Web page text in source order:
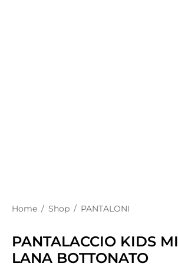
Home / Shop / PANTALONI
PANTALACCIO KIDS
LANA BOTTONATO